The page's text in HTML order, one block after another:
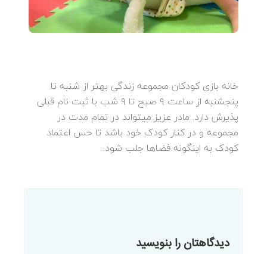
خانه بازی کودکان مجموعه زندگی بهتر از شنبه تا
پنجشنبه از ساعت ۹ صبح تا ۹ شب با ثبت نام قبلی
پذیرش دارد. مادر عزیز میتواند در تمام مدت در
مجموعه و در کنار کودک خود باشد تا حس اعتماد
کودک به اینگونه فضاها جلب شود.
دیدگاهتان را بنویسید